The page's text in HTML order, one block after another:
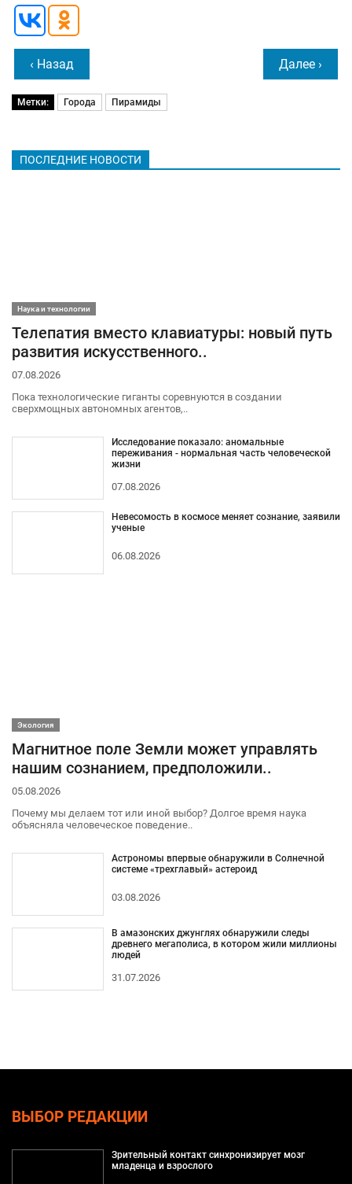
‹ Назад Далее ›
Метки: Города Пирамиды
ПОСЛЕДНИЕ НОВОСТИ
Наука и технологии
Телепатия вместо клавиатуры: новый путь
развития искусственного..
07.08.2026
Пока технологические гиганты соревнуются в создании
сверхмощных автономных агентов,..
Исследование показало: аномальные
переживания - нормальная часть человеческой
жизни
07.08.2026
Невесомость в космосе меняет сознание, заявили
ученые
06.08.2026
Экология
Магнитное поле Земли может управлять
нашим сознанием, предположили..
05.08.2026
Почему мы делаем тот или иной выбор? Долгое время наука
объясняла человеческое поведение..
Астрономы впервые обнаружили в Солнечной
системе «трехглавый» астероид
03.08.2026
В амазонских джунглях обнаружили следы
древнего мегаполиса, в котором жили миллионы
людей
31.07.2026
ВЫБОР РЕДАКЦИИ
Зрительный контакт синхронизирует мозг
младенца и взрослого